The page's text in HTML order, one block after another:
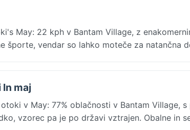
May: 22 kph v Bantam Village, z
športe, vendar so lahko moteče za natančna
maj
v May: 77% oblačnosti v Bantam Village,
vzorec pa je po državi vztrajen. Obalne in